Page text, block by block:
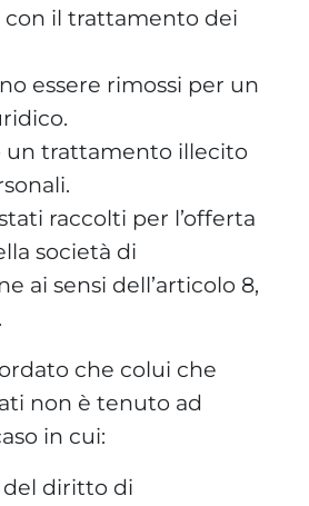
il trattamento dei
essere rimossi per un
un trattamento illecito
raccolti per l’offerta
società di
ai sensi dell’articolo 8,
.
che colui che
non è tenuto ad
in cui:
del diritto di